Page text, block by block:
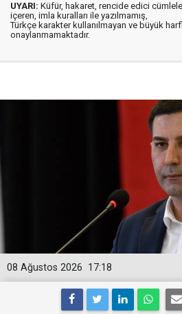
UYARI: Küfür, hakaret, rencide edici
içeren, imla kuralları ile yazılmamış,
Türkçe karakter kullanılmayan ve büyük
onaylanmamaktadır.
17:18
08 Ağustos 2026